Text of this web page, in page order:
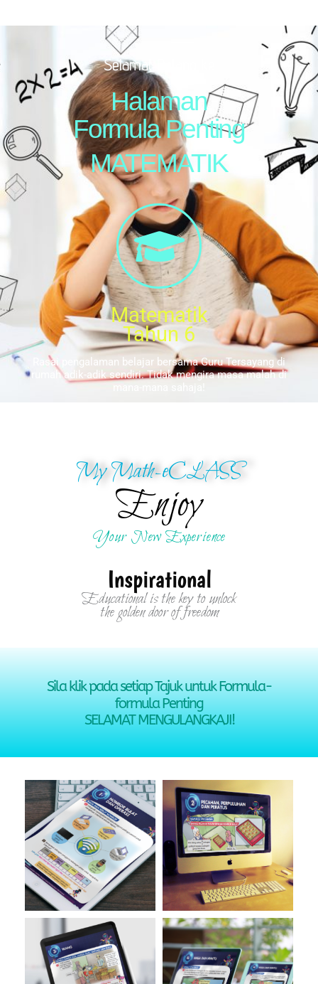
Selamat Datang ke
Halaman
Formula Penting
MATEMATIK
Matematik
Tahun 6
Rasai pengalaman belajar bersama Guru Tersayang di
rumah adik-adik sendiri. Tidak mengira masa malah di
My Math-eCLASS
Enjoy
Your New Experience
Inspirational
Educational is the key to unlock
the golden door of freedom
Sila klik pada setiap Tajuk untuk Formula-
formula Penting
SELAMAT MENGULANGKAJI!